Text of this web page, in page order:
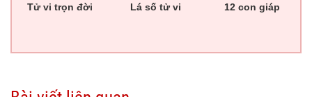
Tử vi trọn đời Lá số tử vi 12 con giáp